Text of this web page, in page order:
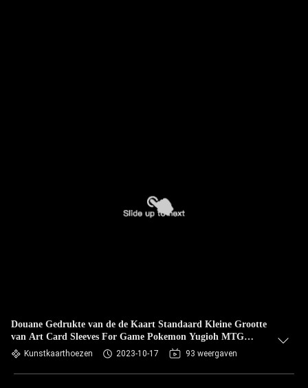
Douane Gedrukte van de de Kaart Standaard Kleine Grootte
van Art Card Sleeves For Game Pokemon Yugioh MTG
Magische Beschikbare Naar maat gemaakt
Kunstkaarthoezen 2023-10-17 93 weergaven